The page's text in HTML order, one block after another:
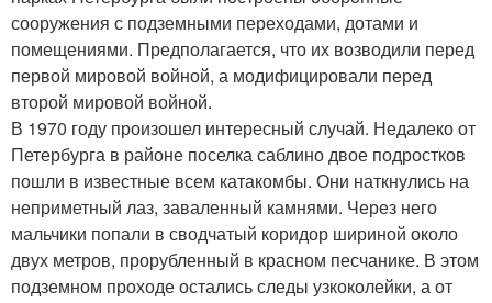
сооружения с подземными переходами, дотами и
помещениями. Предполагается, что их возводили перед
первой мировой войной, а модифицировали перед
второй мировой войной.
В 1970 году произошел интересный случай. Недалеко от
Петербурга в районе поселка саблино двое подростков
пошли в известные всем катакомбы. Они наткнулись на
неприметный лаз, заваленный камнями. Через него
мальчики попали в сводчатый коридор шириной около
двух метров, прорубленный в красном песчанике. В этом
подземном проходе остались следы узкоколейки, а от